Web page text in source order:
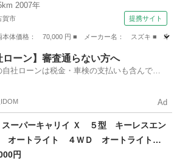
2007年
賀市 提携サイト
体価格： 70,000 円 ■ メーカー名： スズキ ■ 車
ローン】審査通らない方へ
自社ローンは税金・車検の支払いも含んでい
Ad
スーパーキャリイ Ｘ ５型 キーレスエン
オートライト ４ＷＤ オートライト
ッドライト 禁煙車 衝突被害軽減シス
円